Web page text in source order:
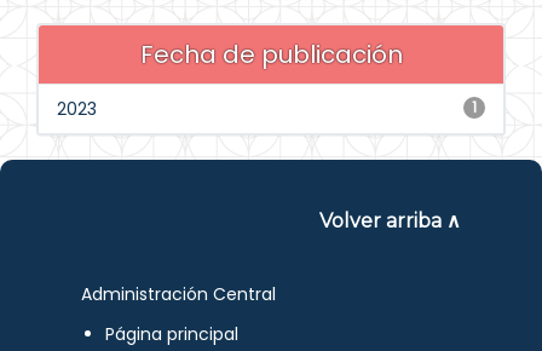
Fecha de publicación
1
2023
Volver arriba ∧
Administración Central
Página principal